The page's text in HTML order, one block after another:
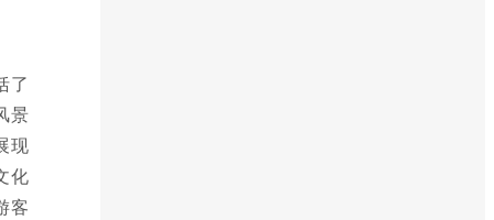
了
景
现
化
客